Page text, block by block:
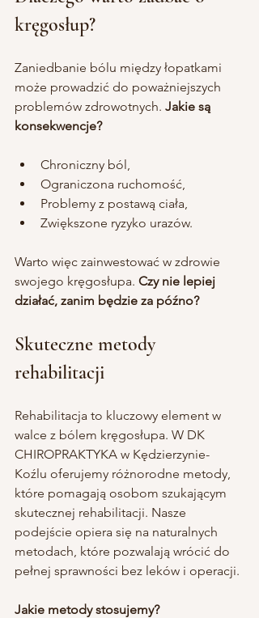
kręgosłup?
Zaniedbanie bólu między łopatkami
może prowadzić do poważniejszych
problemów zdrowotnych. Jakie są
konsekwencje?
Chroniczny ból,
Ograniczona ruchomość,
Problemy z postawą ciała,
Zwiększone ryzyko urazów.
Warto więc zainwestować w zdrowie
swojego kręgosłupa. Czy nie lepiej
działać, zanim będzie za późno?
Skuteczne metody
rehabilitacji
Rehabilitacja to kluczowy element w
walce z bólem kręgosłupa. W DK
CHIROPRAKTYKA w Kędzierzynie-
Koźlu oferujemy różnorodne metody,
które pomagają osobom szukającym
skutecznej rehabilitacji. Nasze
podejście opiera się na naturalnych
metodach, które pozwalają wrócić do
pełnej sprawności bez leków i operacji.
Jakie metody stosujemy?